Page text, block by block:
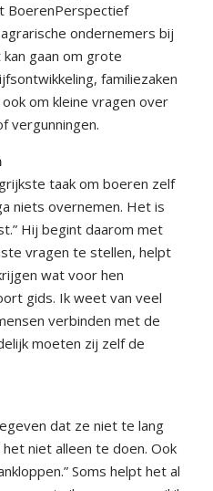
BoerenPerspectief
ondernemers bij
gaan om grote
familiezaken
om kleine vragen over
vergunningen.
taak om boeren zelf
niets overnemen. Het is
Hij begint daarom met
vragen te stellen, helpt
wat voor hen
gids. Ik weet van veel
verbinden met de
moeten zij zelf de
dat ze niet te lang
niet alleen te doen. Ook
Soms helpt het al